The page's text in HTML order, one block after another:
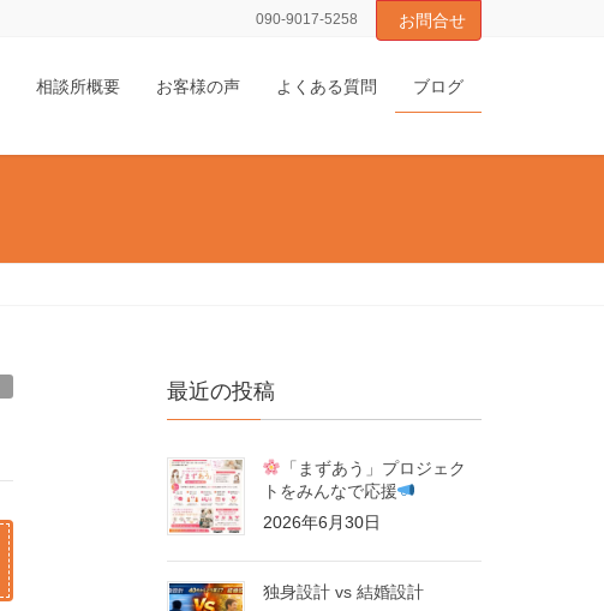
090-9017-5258 お問合せ
相談所概要 お客様の声 よくある質問 ブログ
最近の投稿
「まずあう」プロジェク
トをみんなで応援
2026年6月30日
独身設計 vs 結婚設計